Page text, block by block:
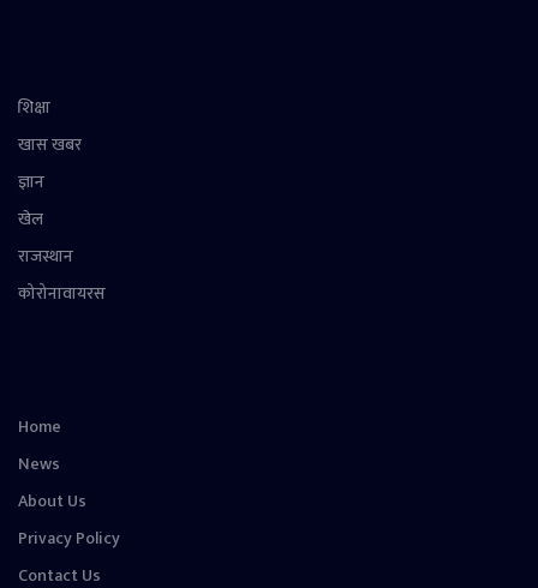
शिक्षा
खास खबर
ज्ञान
खेल
राजस्थान
कोरोनावायरस
Home
News
About Us
Privacy Policy
Contact Us